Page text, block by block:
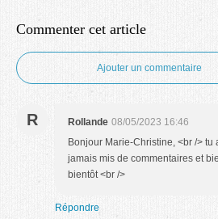
Commenter cet article
Ajouter un commentaire
R Rollande 08/05/2023 16:46
Bonjour Marie-Christine, <br /> tu
jamais mis de commentaires et
bientôt <br />
Répondre